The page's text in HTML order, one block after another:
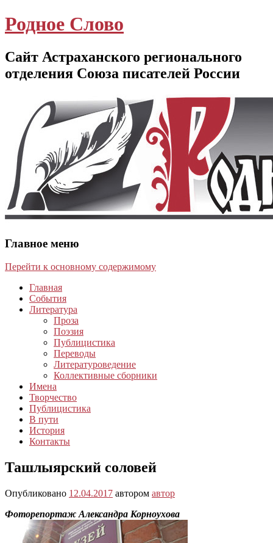
Родное Слово
Сайт Астраханского регионального
отделения Союза писателей России
Главное меню
Перейти к основному содержимому
Главная
События
Литература
Проза
Поэзия
Публицистика
Переводы
Литературоведение
Коллективные сборники
Имена
Творчество
Публицистика
В пути
История
Контакты
Ташлыярский соловей
Опубликовано 12.04.2017 автором автор
Фоторепортаж Александра Корноухова